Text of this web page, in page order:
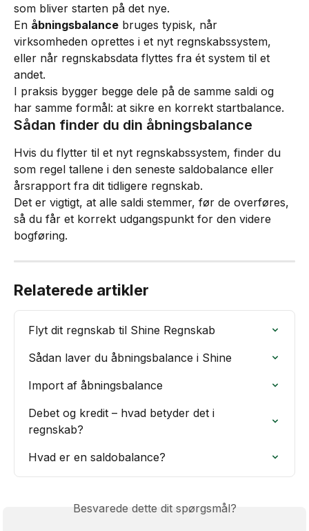
som bliver starten på det nye.
En åbningsbalance bruges typisk, når
virksomheden oprettes i et nyt regnskabssystem,
eller når regnskabsdata flyttes fra ét system til et
andet.
I praksis bygger begge dele på de samme saldi og
har samme formål: at sikre en korrekt startbalance.
Sådan finder du din åbningsbalance
Hvis du flytter til et nyt regnskabssystem, finder du
som regel tallene i den seneste saldobalance eller
årsrapport fra dit tidligere regnskab.
Det er vigtigt, at alle saldi stemmer, før de overføres,
så du får et korrekt udgangspunkt for den videre
bogføring.
Relaterede artikler
Flyt dit regnskab til Shine Regnskab
Sådan laver du åbningsbalance i Shine
Import af åbningsbalance
Debet og kredit – hvad betyder det i
regnskab?
Hvad er en saldobalance?
Besvarede dette dit spørgsmål?